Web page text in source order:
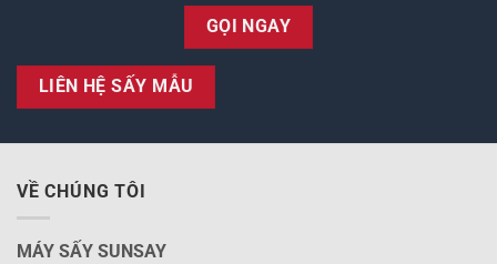
GỌI NGAY
LIÊN HỆ SẤY MẪU
VỀ CHÚNG TÔI
MÁY SẤY SUNSAY